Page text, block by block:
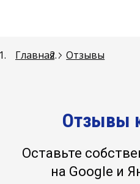
Главная Отзывы
Отзывы
Оставьте
на Google и